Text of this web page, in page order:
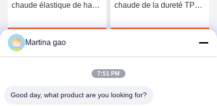
chaude élastique de haute
3412
Discuter Maintenant
chaude de la dureté TPU
vêtements sans couture
Martina gao
7:51 PM
Good day, what product are you looking for?